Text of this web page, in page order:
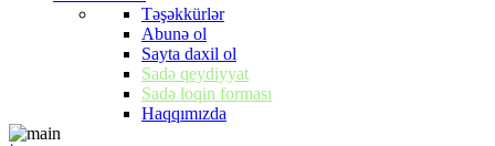
Təşəkkürlər
Abunə ol
Sayta daxil ol
Sadə qeydiyyat
Sadə loqin forması
Haqqımızda